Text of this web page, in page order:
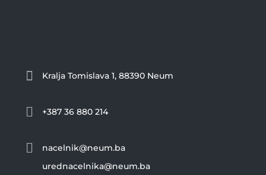
 Kralja Tomislava 1, 88390 Neum
 +387 36 880 214

nacelnik@neum.ba
urednacelnika@neum.ba